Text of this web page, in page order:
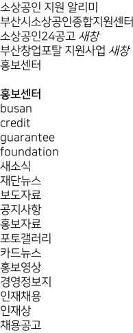
소상공인 지원 알리미
부산시소상공인종합지원센터
소상공인24공고 새창
부산창업포탈 지원사업 새창
홍보센터
홍보센터
busan
credit
guarantee
foundation
새소식
재단뉴스
보도자료
공지사항
홍보자료
포토갤러리
카드뉴스
홍보영상
경영정보지
인재채용
인재상
채용공고